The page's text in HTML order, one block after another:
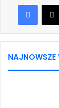
NAJNOWSZE